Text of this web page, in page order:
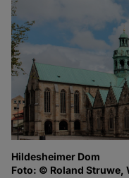
Hildesheimer Dom
Foto: © Roland Struwe,